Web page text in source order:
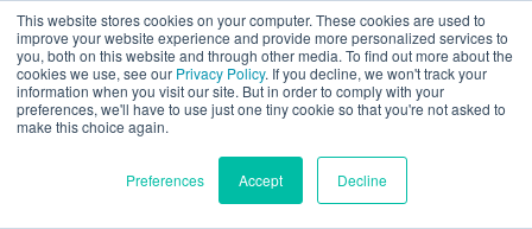
This website stores cookies on your computer. These cookies are used to
improve your website experience and provide more personalized services to
you, both on this website and through other media. To find out more about the
cookies we use, see our Privacy Policy. If you decline, we won't track your
information when you visit our site. But in order to comply with your
preferences, we'll have to use just one tiny cookie so that you're not asked to
make this choice again.
Preferences Accept Decline
Zum Hauptinhalt springen
SPEE3D
Deutsch
English
Español
Italiano